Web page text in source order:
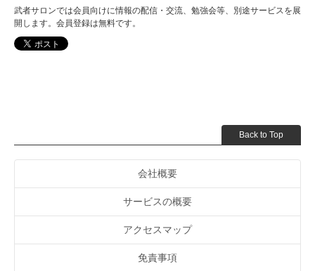
武者サロンでは会員向けに情報の配信・交流、勉強会等、別途サービスを展
開します。会員登録は無料です。
Back to Top
会社概要
サービスの概要
アクセスマップ
免責事項